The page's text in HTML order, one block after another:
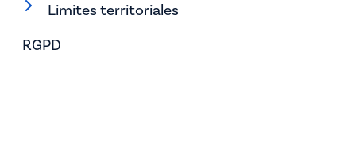
Limites territoriales
RGPD